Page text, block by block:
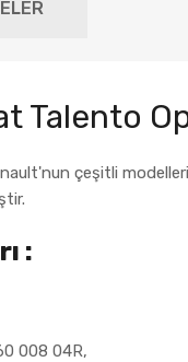
Talento
çeşitli
:
008 04R,